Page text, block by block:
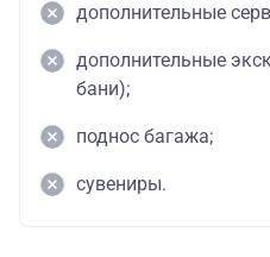
дополнительные
дополнительные
бани);
поднос багажа;
сувениры.